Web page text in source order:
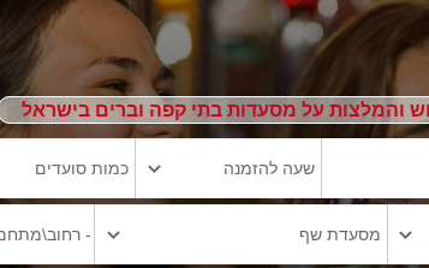
והמלצות על מסעדות בתי קפה וברים בישראל